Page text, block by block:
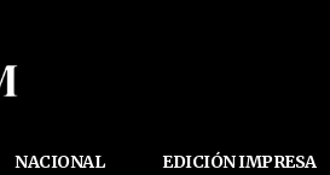
NACIONAL EDICIÓN IMPRESA